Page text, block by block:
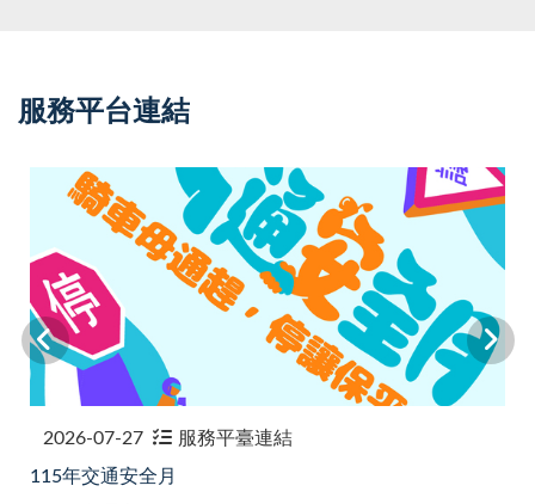
服務平台連結
2026-07-27 服務平臺連結
115年交通安全月